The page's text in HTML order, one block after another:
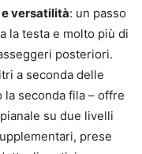
versatilità: un passo
la testa e molto più di
posteriori.
a seconda delle
seconda fila – offre
su due livelli
prese